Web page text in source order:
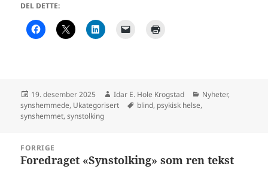
DEL DETTE:
Publisert
19. desember 2025 Forfatter
Idar E. Hole Krogstad Kategorier
Nyheter,
synshemmede, Ukategorisert Stikkord
blind, psykisk helse,
synshemmet,synstolking
Innleggsnavigasjon
FORRIGE
Forrige
Foredraget «Synstolking» som ren tekst